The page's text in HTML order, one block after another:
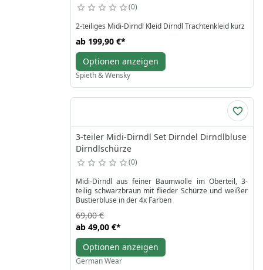
0
2-teiliges Midi-Dirndl Kleid Dirndl Trachtenkleid kurz
ab 199,90 €*
Optionen anzeigen
Spieth & Wensky
3-teiler Midi-Dirndl Set Dirndel Dirndlbluse
Dirndlschürze
0
Midi-Dirndl aus feiner Baumwolle im Oberteil, 3-
teilig schwarzbraun mit flieder Schürze und weißer
Bustierbluse in der 4x Farben
ab 49,00 €*
69,00 €
Optionen anzeigen
German Wear